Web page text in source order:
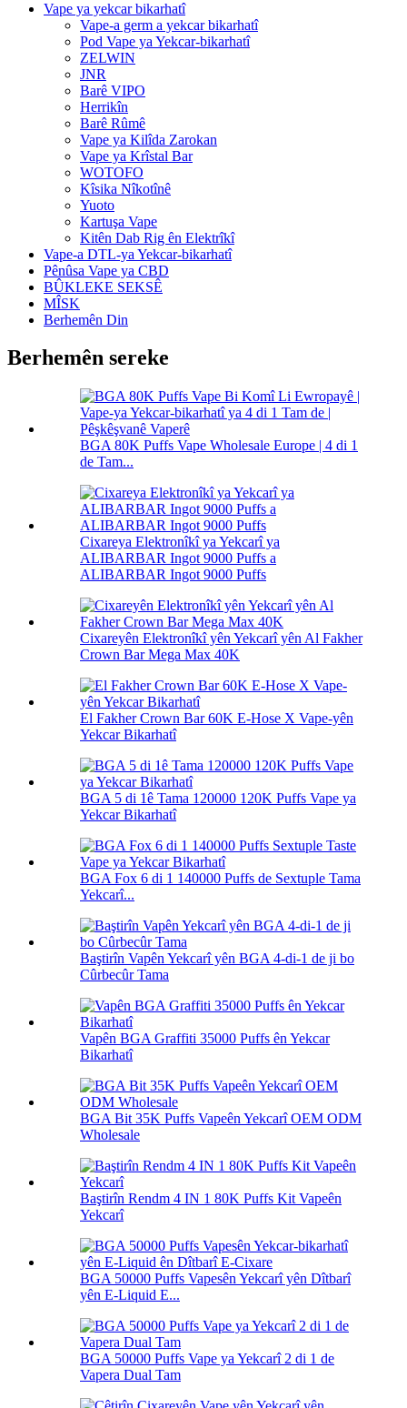
Vape ya yekcar bikarhatî
Vape-a germ a yekcar bikarhatî
Pod Vape ya Yekcar-bikarhatî
ZELWIN
JNR
Barê VIPO
Herrikîn
Barê Rûmê
Vape ya Kilîda Zarokan
Vape ya Krîstal Bar
WOTOFO
Kîsika Nîkotînê
Yuoto
Kartuşa Vape
Kitên Dab Rig ên Elektrîkî
Vape-a DTL-ya Yekcar-bikarhatî
Pênûsa Vape ya CBD
BÛKLEKE SEKSÊ
MÎSK
Berhemên Din
Berhemên sereke
BGA 80K Puffs Vape Wholesale Europe | 4 di 1
de Tam...
Cixareya Elektronîkî ya Yekcarî ya
ALIBARBAR Ingot 9000 Puffs a
ALIBARBAR Ingot 9000 Puffs
Cixareyên Elektronîkî yên Yekcarî yên Al Fakher
Crown Bar Mega Max 40K
El Fakher Crown Bar 60K E-Hose X Vape-yên
Yekcar Bikarhatî
BGA 5 di 1ê Tama 120000 120K Puffs Vape ya
Yekcar Bikarhatî
BGA Fox 6 di 1 140000 Puffs de Sextuple Tama
Yekcarî...
Baştirîn Vapên Yekcarî yên BGA 4-di-1 de ji bo
Cûrbecûr Tama
Vapên BGA Graffiti 35000 Puffs ên Yekcar
Bikarhatî
BGA Bit 35K Puffs Vapeên Yekcarî OEM ODM
Wholesale
Baştirîn Rendm 4 IN 1 80K Puffs Kit Vapeên
Yekcarî
BGA 50000 Puffs Vapesên Yekcarî yên Dîtbarî
yên E-Liquid E...
BGA 50000 Puffs Vape ya Yekcarî 2 di 1 de
Vapera Dual Tam